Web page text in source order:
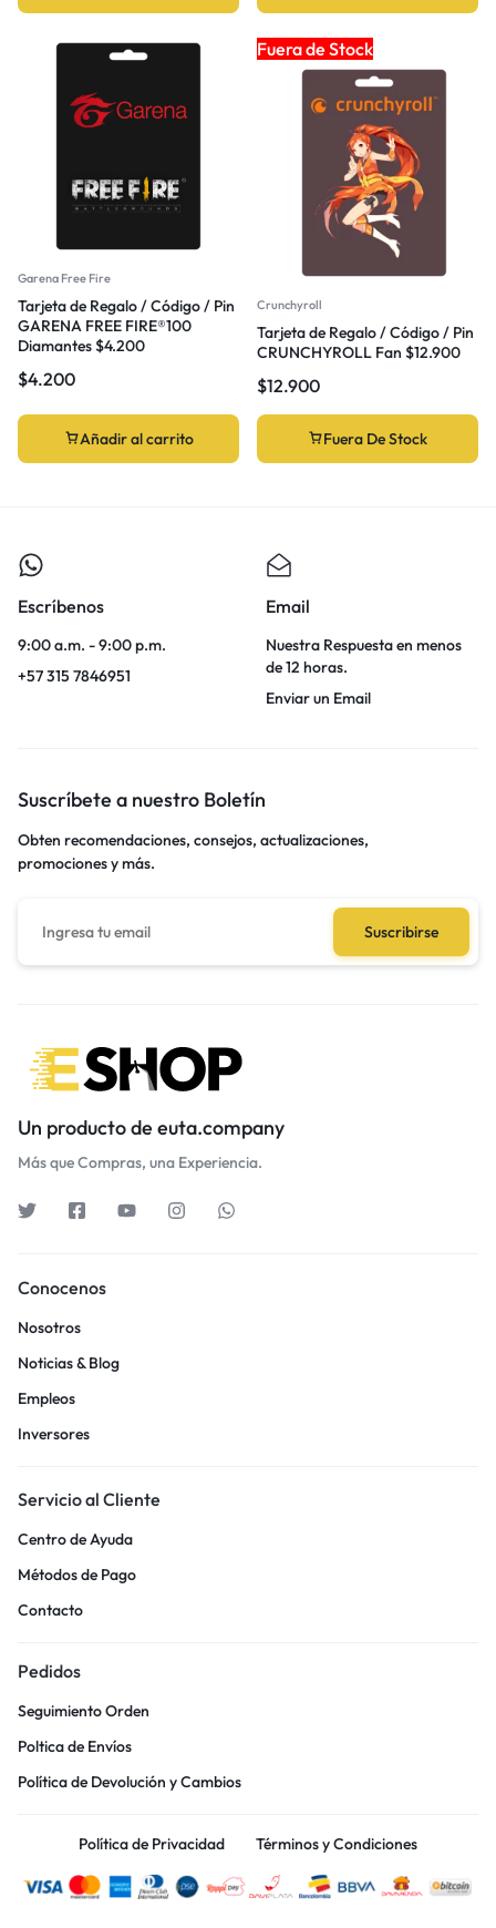
Garena Free Fire
Tarjeta de Regalo / Código / Pin
GARENA FREE FIRE®100
Diamantes $4.200
$4.200
Añadir al carrito
Fuera de Stock
Crunchyroll
Tarjeta de Regalo / Código / Pin
CRUNCHYROLL Fan $12.900
$12.900
Fuera De Stock
Escríbenos
9:00 a.m. - 9:00 p.m.
+57 315 7846951
Email
Nuestra Respuesta en menos
de 12 horas.
Enviar un Email
Suscríbete a nuestro Boletín
Obten recomendaciones, consejos, actualizaciones,
promociones y más.
Un producto de euta.company
Más que Compras, una Experiencia.
Conocenos
Nosotros
Noticias & Blog
Empleos
Inversores
Servicio al Cliente
Centro de Ayuda
Métodos de Pago
Contacto
Pedidos
Seguimiento Orden
Poltica de Envíos
Política de Devolución y Cambios
Política de Privacidad Términos y Condiciones